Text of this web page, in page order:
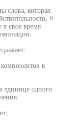
слова, которая
9
свое время
в
единице одного